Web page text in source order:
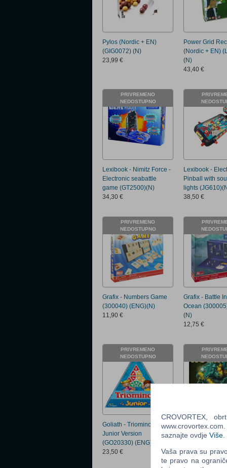
Pylos (Nordic + EN)
(GIG0072) (N)
23,99 €
Power Grid
(Nordic + EN)
(N)
43,40 €
PRIVREMENO
NEDOSTUPNO
Lexibook - Nimitz Force -
Electronic seabattle
game (GT2500)(N)
34,30 €
Lexibook -
Pinball with
lights
38,50 €
PRIVREMENO
NEDOSTUPNO
Grafix - Numbers Game
(300040) (ENG)(N)
11,90 €
Grafix - Battle
Ocean
(N)
12,75 €
PRIVREMENO
NEDOSTUPNO
Goliath - Triominos -
Junior Version
(GO20330) (ENG)
23,50 €
Horrified Am.
Ravensburger
CROVORTEX,
saznajte ovdje Više
Vaša prava su
te pravo na